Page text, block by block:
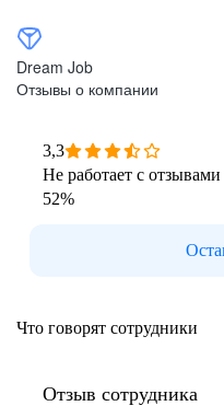
Dream Job
Отзывы о компании
3,3
Не работает с отзывами
52%
Что говорят сотрудники
Отзыв сотрудника